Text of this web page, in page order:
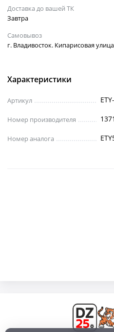
Доставка до вашей ТК
Завтра
Самовывоз
г. Владивосток. Кипарисовая
Характеристики
Артикул
Номер производителя
Номер аналога